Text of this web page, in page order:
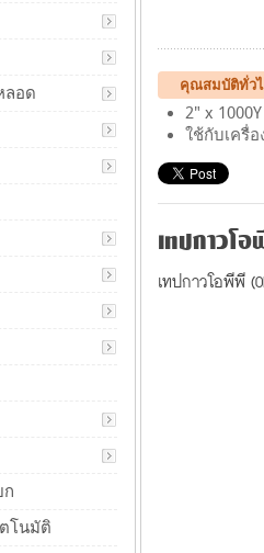
คุณสมบัติทั่วไ
2" x
ใช้กับเครื่
เทปกาวโ
เทปกาวโอพีพี
ลอด
ก
โนมัติ